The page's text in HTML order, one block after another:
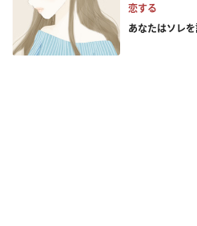
恋する
あなたはソレ